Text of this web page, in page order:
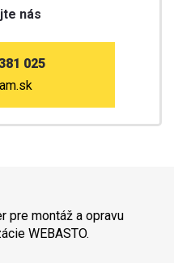
nás
025
pre montáž a opravu
WEBASTO.